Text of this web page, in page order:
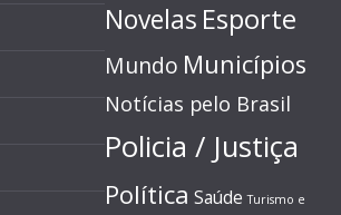
Novelas Esporte
Mundo Municípios
Notícias pelo Brasil
Policia / Justiça
Política Saúde Turismo e